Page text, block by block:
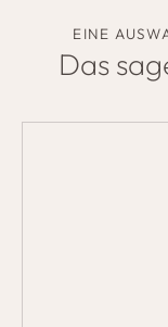
EINE
Das